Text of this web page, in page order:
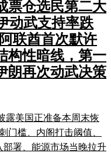
票仓选民第二大
动武支持率跌
联酋首次默许
构性暗线，第一
朗再次动武决策
露美国正准备本周末恢
门槛、内阁打击阈值、
部署、能源市场当晚拉升